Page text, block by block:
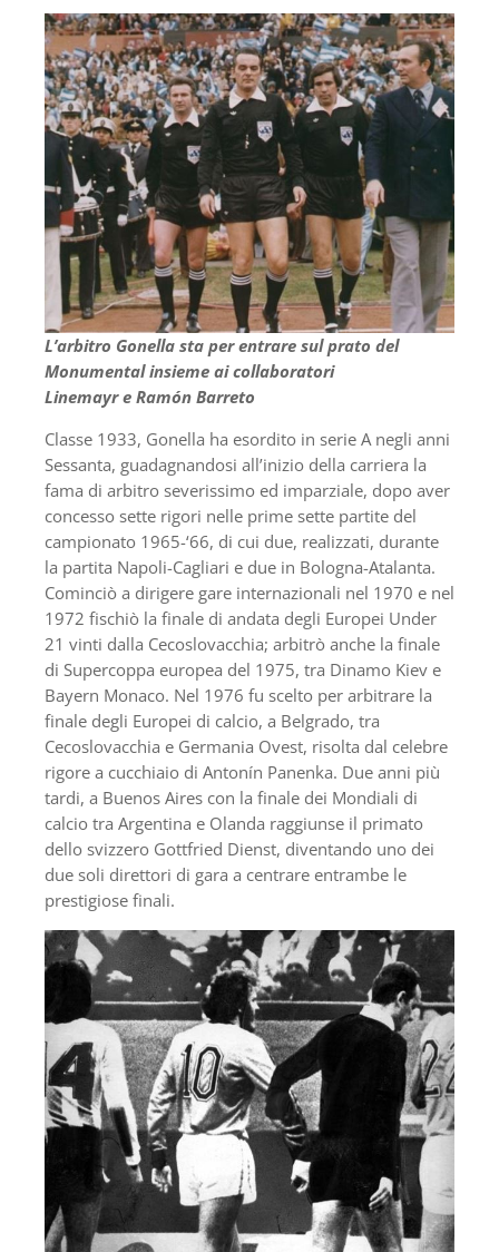
L’arbitro Gonella sta per entrare sul prato del
Monumental insieme ai collaboratori
Linemayr e Ramón Barreto
Classe 1933, Gonella ha esordito in serie A negli anni
Sessanta, guadagnandosi all’inizio della carriera la
fama di arbitro severissimo ed imparziale, dopo aver
concesso sette rigori nelle prime sette partite del
campionato 1965-‘66, di cui due, realizzati, durante
la partita Napoli-Cagliari e due in Bologna-Atalanta.
Cominciò a dirigere gare internazionali nel 1970 e nel
1972 fischiò la finale di andata degli Europei Under
21 vinti dalla Cecoslovacchia; arbitrò anche la finale
di Supercoppa europea del 1975, tra Dinamo Kiev e
Bayern Monaco. Nel 1976 fu scelto per arbitrare la
finale degli Europei di calcio, a Belgrado, tra
Cecoslovacchia e Germania Ovest, risolta dal celebre
rigore a cucchiaio di Antonín Panenka. Due anni più
tardi, a Buenos Aires con la finale dei Mondiali di
calcio tra Argentina e Olanda raggiunse il primato
dello svizzero Gottfried Dienst, diventando uno dei
due soli direttori di gara a centrare entrambe le
prestigiose finali.